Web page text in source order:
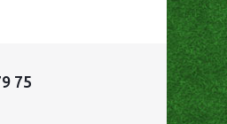
75